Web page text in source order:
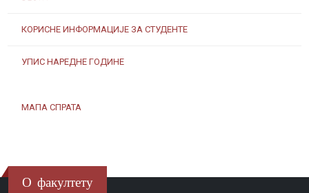
КОРИСНЕ ИНФОРМАЦИЈЕ ЗА СТУДЕНТЕ
УПИС НАРЕДНЕ ГОДИНЕ
МАПА СПРАТА
О факултету